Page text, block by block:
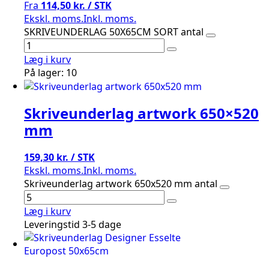
Fra 114,50 kr. / STK
Ekskl. moms.Inkl. moms.
SKRIVEUNDERLAG 50X65CM SORT antal
Læg i kurv
På lager: 10
Skriveunderlag artwork 650×520
mm
159,30 kr. / STK
Ekskl. moms.Inkl. moms.
Skriveunderlag artwork 650x520 mm antal
Læg i kurv
Leveringstid 3-5 dage